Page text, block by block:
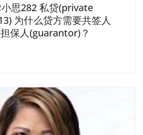
思282 私贷(private
为什么贷方需要共签人
保人(guarantor)？